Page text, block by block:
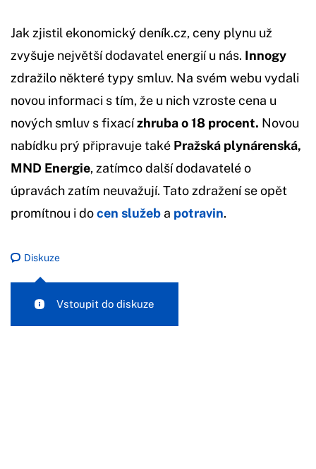
Jak zjistil ekonomický deník.cz, ceny plynu už
zvyšuje největší dodavatel energií u nás. Innogy
zdražilo některé typy smluv. Na svém webu vydali
novou informaci s tím, že u nich vzroste cena u
nových smluv s fixacízhruba o 18 procent. Novou
nabídku prý připravuje také Pražská plynárenská,
MND Energie, zatímco další dodavatelé o
úpravách zatím neuvažují. Tato zdražení se opět
promítnou i docen služeb a potravin.
Diskuze
Vstoupit do diskuze